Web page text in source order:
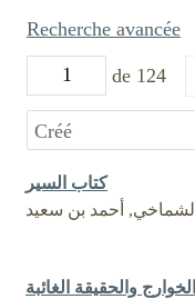
de 124
Recherche avancée
كتاب السير
الشماخي, أحمد بن سعيد
الخوارج والحقيقة الغائبة